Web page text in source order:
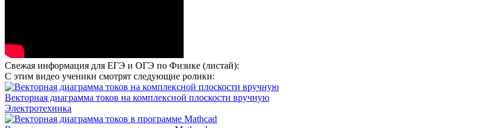
Свежая информация для ЕГЭ и ОГЭ по Физике (листай):
С этим видео ученики смотрят следующие ролики:
Векторная диаграмма токов на комплексной плоскости вручную
Электротехника